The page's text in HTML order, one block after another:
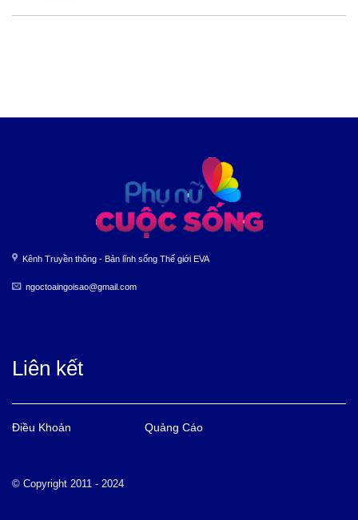
Kênh Truyền thông - Bản lĩnh sống Thế giới EVA
ngoctoaingoisao@gmail.com
Liên kết
Điều Khoản Quảng Cáo
© Copyright 2011 - 2024